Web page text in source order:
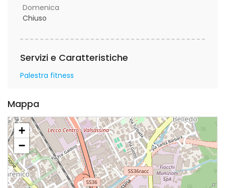
Domenica
Chiuso
Servizi e Caratteristiche
Palestra fitness
Mappa
+
−